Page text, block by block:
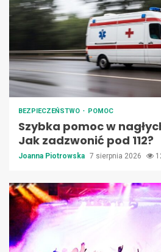
BEZPIECZEŃSTWO POMOC
Szybka pomoc w
Jak zadzwonić pod 112?
Joanna Piotrowska 7 sierpnia 2026